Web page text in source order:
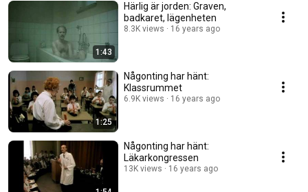
1:43
Härlig är jorden: Graven,
badkaret, lägenheten
8.3K views 16 years ago
1:25
Någonting har hänt:
Klassrummet
6.9K views 16 years ago
Någonting har hänt:
Läkarkongressen
13K views 16 years ago